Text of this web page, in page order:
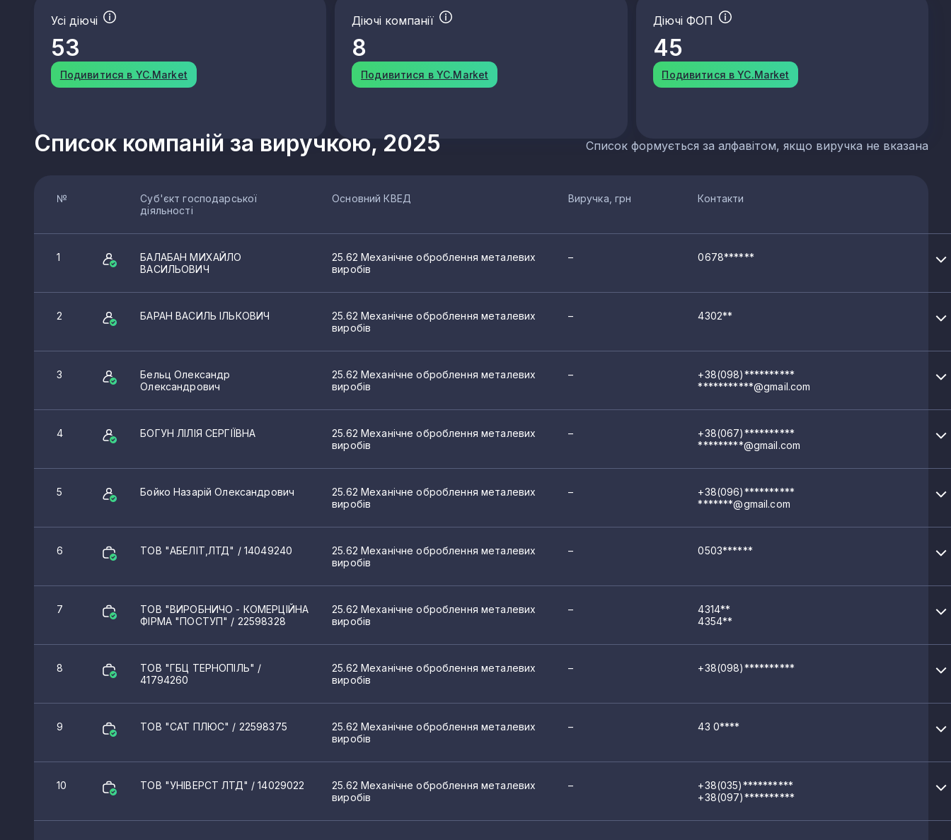
Усі діючі
53
Подивитися в YC.Market
Діючі компанії
8
Подивитися в YC.Market
Діючі ФОП
45
Подивитися в YC.Market
Список компаній за виручкою, 2025 Список формується за алфавітом, якщо виручка не вказана
№
Суб'єкт господарської
діяльності
Основний КВЕД Виручка, грн Контакти
1
БАЛАБАН МИХАЙЛО
ВАСИЛЬОВИЧ
25.62 Механічне оброблення металевих
виробів
– 0678******
2 БАРАН ВАСИЛЬ ІЛЬКОВИЧ
25.62 Механічне оброблення металевих
виробів
– 4302**
3
Бельц Олександр
Олександрович
25.62 Механічне оброблення металевих
виробів
–
+38(098)**********
***********@gmail.com
4 БОГУН ЛІЛІЯ СЕРГІЇВНА
25.62 Механічне оброблення металевих
виробів
–
+38(067)**********
*********@gmail.com
5 Бойко Назарій Олександрович
25.62 Механічне оброблення металевих
виробів
–
+38(096)**********
*******@gmail.com
6 ТОВ "АБЕЛІТ,ЛТД" / 14049240
25.62 Механічне оброблення металевих
виробів
– 0503******
7
ТОВ "ВИРОБНИЧО - КОМЕРЦІЙНА
ФІРМА "ПОСТУП" / 22598328
25.62 Механічне оброблення металевих
виробів
–
4314**
4354**
8 ТОВ "ГБЦ ТЕРНОПІЛЬ" /
41794260
25.62 Механічне оброблення металевих
виробів
– +38(098)**********
9 ТОВ "САТ ПЛЮС" / 22598375
25.62 Механічне оброблення металевих
виробів
– 43 0****
10 ТОВ "УНІВЕРСТ ЛТД" / 14029022
25.62 Механічне оброблення металевих
виробів
–
+38(035)**********
+38(097)**********